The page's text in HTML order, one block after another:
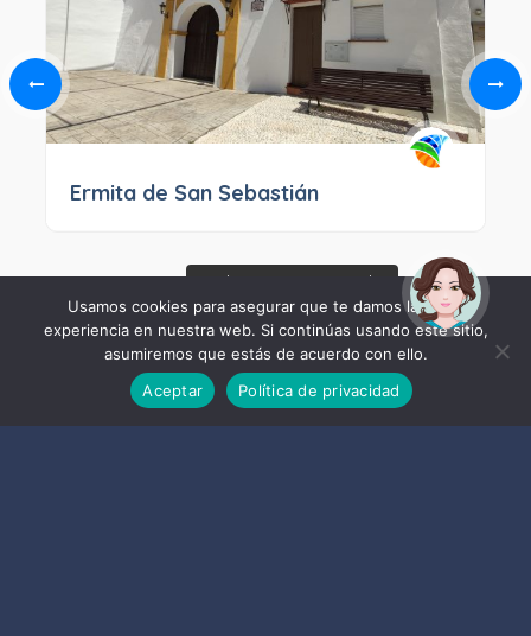
Ermita de San Sebastián
Usamos cookies para asegurar que te damos la mejor
experiencia en nuestra web. Si continúas usando este sitio,
asumiremos que estás de acuerdo con ello.
Aceptar
Política de privacidad
¡Hola! Soy Noy. ¿Puedo
ayudarte?